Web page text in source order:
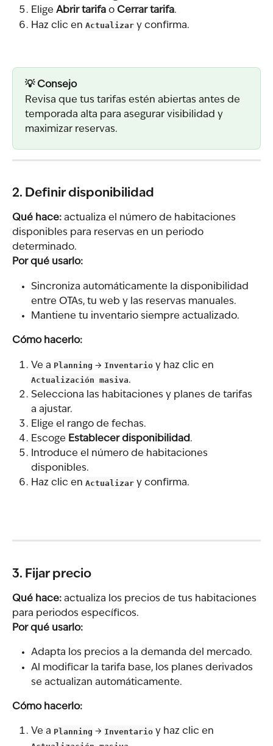
Elige Abrir tarifa o Cerrar tarifa.
Haz clic en Actualizar y confirma.
💡 Consejo
Revisa que tus tarifas estén abiertas antes de
temporada alta para asegurar visibilidad y
maximizar reservas.
2. Definir disponibilidad
Qué hace: actualiza el número de habitaciones
disponibles para reservas en un periodo
determinado.
Por qué usarlo:
Sincroniza automáticamente la disponibilidad
entre OTAs, tu web y las reservas manuales.
Mantiene tu inventario siempre actualizado.
Cómo hacerlo:
Ve a Planning → Inventario y haz clic en
Actualización masiva.
Selecciona las habitaciones y planes de tarifas
a ajustar.
Elige el rango de fechas.
Escoge Establecer disponibilidad.
Introduce el número de habitaciones
disponibles.
Haz clic en Actualizar y confirma.
3. Fijar precio
Qué hace: actualiza los precios de tus habitaciones
para periodos específicos.
Por qué usarlo:
Adapta los precios a la demanda del mercado.
Al modificar la tarifa base, los planes derivados
se actualizan automáticamente.
Cómo hacerlo:
Ve a Planning → Inventario y haz clic en